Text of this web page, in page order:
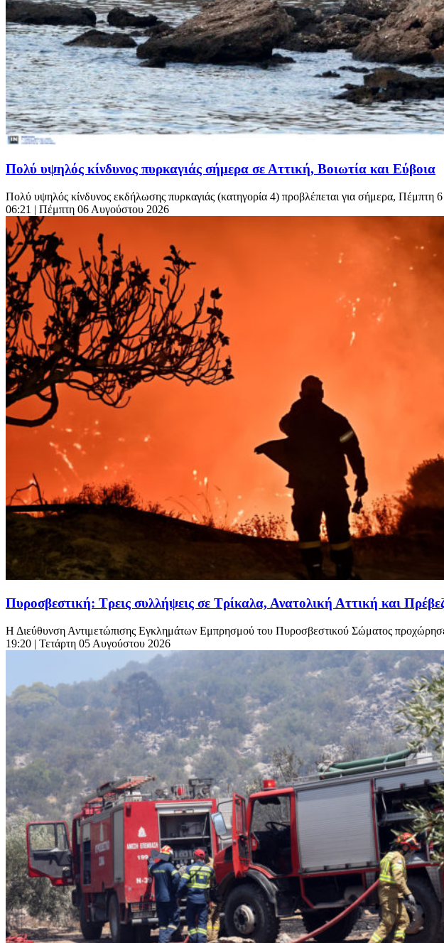
Πολύ υψηλός κίνδυνος πυρκαγιάς σήμερα σε Αττική, Βοιωτία και Εύβοια
Πολύ υψηλός κίνδυνος εκδήλωσης πυρκαγιάς (κατηγορία 4) προβλέπεται για σήμερα, Πέμπτη
06:21 | Πέμπτη 06 Αυγούστου 2026
Πυροσβεστική: Τρεις συλλήψεις σε Τρίκαλα, Ανατολική Αττική και
Η Διεύθυνση Αντιμετώπισης Εγκλημάτων Εμπρησμού του Πυροσβεστικού Σώματος
19:20 | Τετάρτη 05 Αυγούστου 2026